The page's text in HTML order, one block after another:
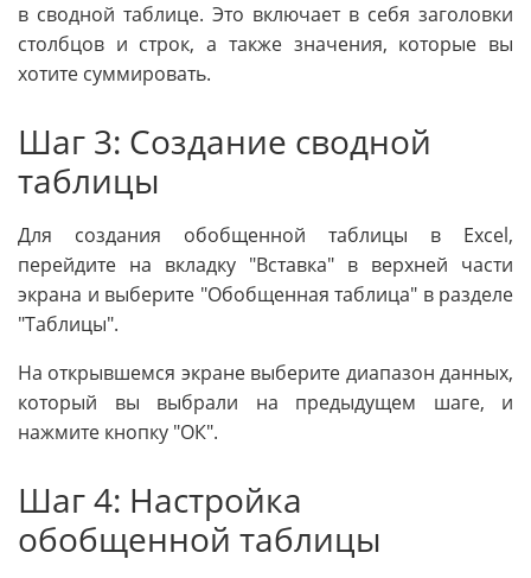
в сводной таблице. Это включает в себя заголовки
столбцов и строк, а также значения, которые вы
хотите суммировать.
Шаг 3: Создание сводной
таблицы
Для создания обобщенной таблицы в Excel,
перейдите на вкладку "Вставка" в верхней части
экрана и выберите "Обобщенная таблица" в разделе
"Таблицы".
На открывшемся экране выберите диапазон данных,
который вы выбрали на предыдущем шаге, и
нажмите кнопку "ОК".
Шаг 4: Настройка
обобщенной таблицы